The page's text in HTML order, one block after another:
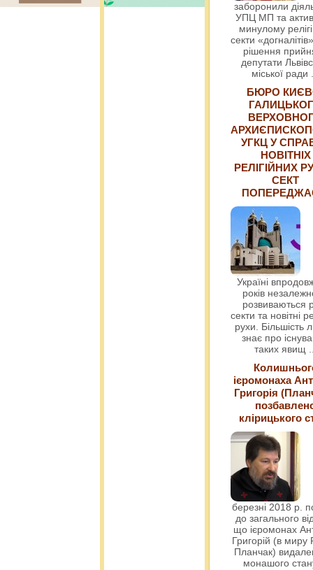
заборонили
УПЦ МП та
минулому
секти
рішення
депутати
міської ради
БЮРО
УГКЦ У
НОВІТНІХ
РЕЛІГІЙНИХ
СЕКТ
Україні
років
розвиваються
секти та новітні
рухи. Більшість
знає про
таких явищ
ієромонаха
Григорія
клірицького
березні 2018 р.
до загального
що ієромонах
Григорій (в миру
Планчак)
монашого